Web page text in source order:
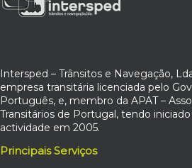
Intersped – Trânsitos e Navegação,
empresa transitária licenciada pelo
Português, e, membro da APAT –
Transitários de Portugal, tendo iniciado
actividade em 2005.
Principais Serviços